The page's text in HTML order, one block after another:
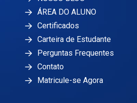
ÁREA DO ALUNO
Certificados
Carteira de Estudante
Perguntas Frequentes
Contato
Matricule-se Agora